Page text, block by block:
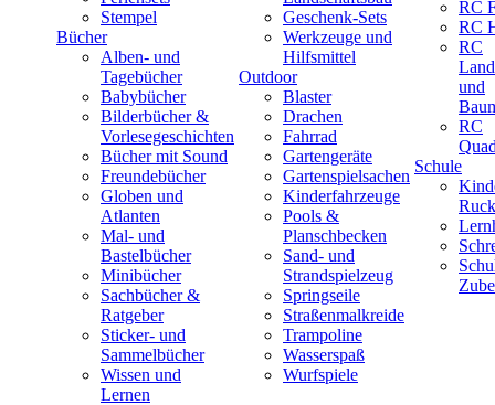
Stempel
Bücher
Alben- und
Tagebücher
Babybücher
Bilderbücher &
Vorlesegeschichten
Bücher mit Sound
Freundebücher
Globen und
Atlanten
Mal- und
Bastelbücher
Minibücher
Sachbücher &
Ratgeber
Sticker- und
Sammelbücher
Wissen und
Lernen
Geschenk-Sets
Werkzeuge und
Hilfsmittel
Outdoor
Blaster
Drachen
Fahrrad
Gartengeräte
Gartenspielsachen
Kinderfahrzeuge
Pools &
Planschbecken
Sand- und
Strandspielzeug
Springseile
Straßenmalkreide
Trampoline
Wasserspaß
Wurfspiele
RC
RC
RC
und
RC
Schule